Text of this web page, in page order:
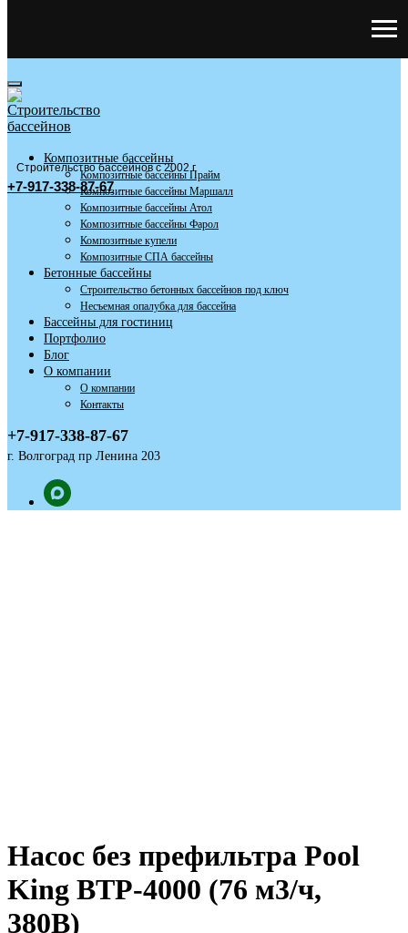
Строительство бассейнов с 2002 г
+7-917-338-87-67
Композитные бассейны
Композитные бассейны Прайм
Композитные бассейны Маршалл
Композитные бассейны Атол
Композитные бассейны Фарол
Композитные купели
Композитные СПА бассейны
Бетонные бассейны
Строительство бетонных бассейнов под ключ
Несъемная опалубка для бассейна
Бассейны для гостиниц
Портфолио
Блог
О компании
О компании
Контакты
+7-917-338-87-67
г. Волгоград пр Ленина 203
Насос без префильтра Pool
King BTP-4000 (76 м3/ч,
380В)